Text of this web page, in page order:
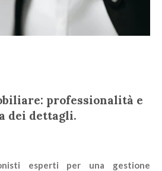
professionalità e
dei dettagli.
esperti per una gestione